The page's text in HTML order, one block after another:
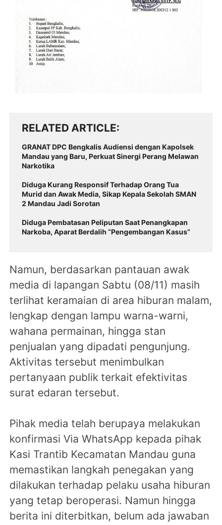
RELATED ARTICLE
GRANAT DPC Bengkalis Audiensi dengan Kapolsek
Mandau yang Baru, Perkuat Sinergi Perang Melawan
Narkotika
Diduga Kurang Responsif Terhadap Orang Tua
Murid dan Awak Media, Sikap Kepala Sekolah SMAN
2 Mandau Jadi Sorotan
Diduga Pembatasan Peliputan Saat Penangkapan
Narkoba, Aparat Berdalih “Pengembangan Kasus”
Namun, berdasarkan pantauan awak
media di lapangan Sabtu (08/11) masih
terlihat keramaian di area hiburan malam,
lengkap dengan lampu warna-warni,
wahana permainan, hingga stan
penjualan yang dipadati pengunjung.
Aktivitas tersebut menimbulkan
pertanyaan publik terkait efektivitas
surat edaran tersebut.
Pihak media telah berupaya melakukan
konfirmasi Via WhatsApp kepada pihak
Kasi Trantib Kecamatan Mandau guna
memastikan langkah penegakan yang
dilakukan terhadap pelaku usaha hiburan
yang tetap beroperasi. Namun hingga
berita ini diterbitkan, belum ada jawaban